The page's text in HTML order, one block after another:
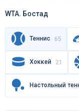
WTA. Бостад
Теннис 65
Хоккей 21
Настольный